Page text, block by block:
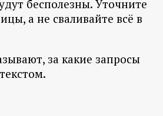
бесполезны. Уточните
а не сваливайте всё в
за какие запросы